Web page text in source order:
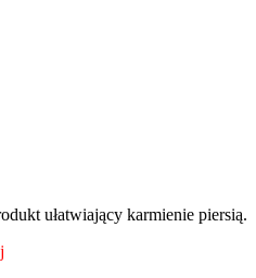
ułatwiający karmienie piersią.